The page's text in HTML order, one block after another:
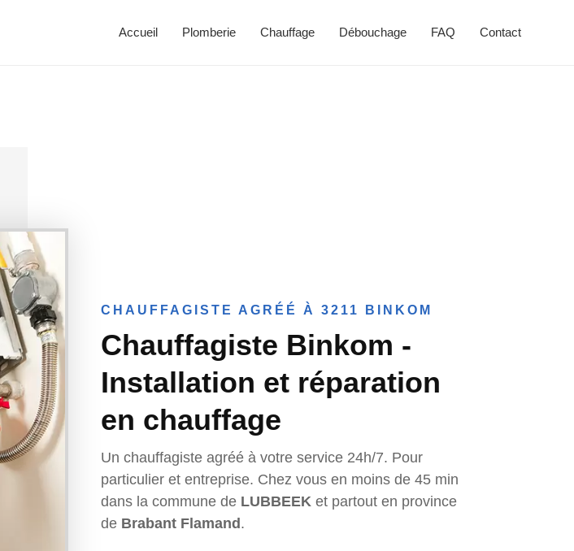
Accueil Plomberie Chauffage Débouchage FAQ Contact
CHAUFFAGISTE AGRÉÉ À 3211 BINKOM
Chauffagiste Binkom -
Installation et réparation
en chauffage
Un chauffagiste agréé à votre service 24h/7. Pour
particulier et entreprise. Chez vous en moins de 45 min
dans la commune de LUBBEEK et partout en province
de Brabant Flamand.